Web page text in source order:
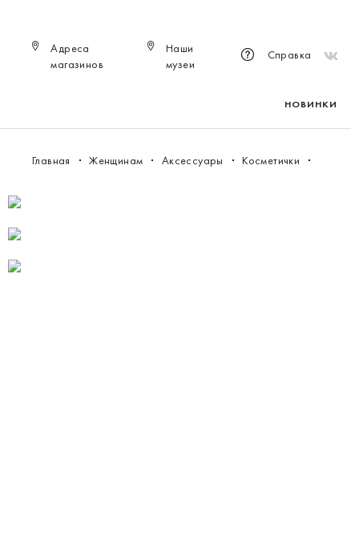
Адреса
магазинов
Наши
музеи
Справка
НОВИНКИ
Главная Женщинам Аксессуары Косметички